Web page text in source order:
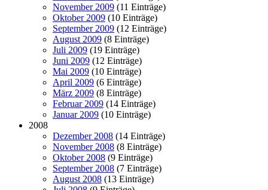
November 2009 (11 Einträge)
Oktober 2009 (10 Einträge)
September 2009 (12 Einträge)
August 2009 (8 Einträge)
Juli 2009 (19 Einträge)
Juni 2009 (12 Einträge)
Mai 2009 (10 Einträge)
April 2009 (6 Einträge)
März 2009 (8 Einträge)
Februar 2009 (14 Einträge)
Januar 2009 (10 Einträge)
2008
Dezember 2008 (14 Einträge)
November 2008 (8 Einträge)
Oktober 2008 (9 Einträge)
September 2008 (7 Einträge)
August 2008 (13 Einträge)